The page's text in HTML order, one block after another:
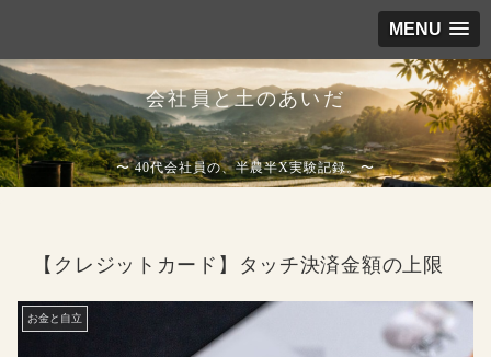
MENU
会社員と土のあいだ
〜 40代会社員の、半農半X実験記録。〜
【クレジットカード】タッチ決済金額の上限
お金と自立